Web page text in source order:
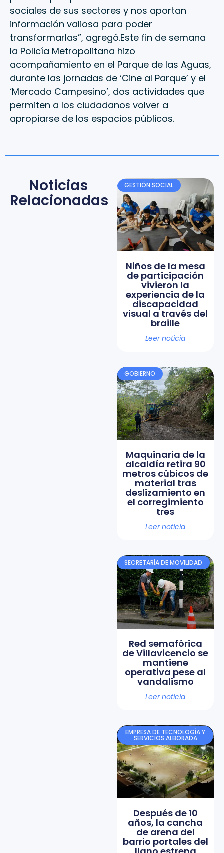
sociales de sus sectores y nos aportan
información valiosa para poder
transformarlas”, agregó.Este fin de semana
la Policía Metropolitana hizo
acompañamiento en el Parque de las Aguas,
durante las jornadas de ‘Cine al Parque’ y el
‘Mercado Campesino’, dos actividades que
permiten a los ciudadanos volver a
apropiarse de los espacios públicos.
Noticias
Relacionadas
GESTIÓN SOCIAL
Niños de la mesa
de participación
vivieron la
experiencia de la
discapacidad
visual a través del
braille
Leer noticia
GOBIERNO
Maquinaria de la
alcaldía retira 90
metros cúbicos de
material tras
deslizamiento en
el corregimiento
tres
Leer noticia
SECRETARÍA DE MOVILIDAD
Red semafórica
de Villavicencio se
mantiene
operativa pese al
vandalismo
Leer noticia
EMPRESA DE TECNOLOGÍA Y
SERVICIOS ALBORADA
Después de 10
años, la cancha
de arena del
barrio portales del